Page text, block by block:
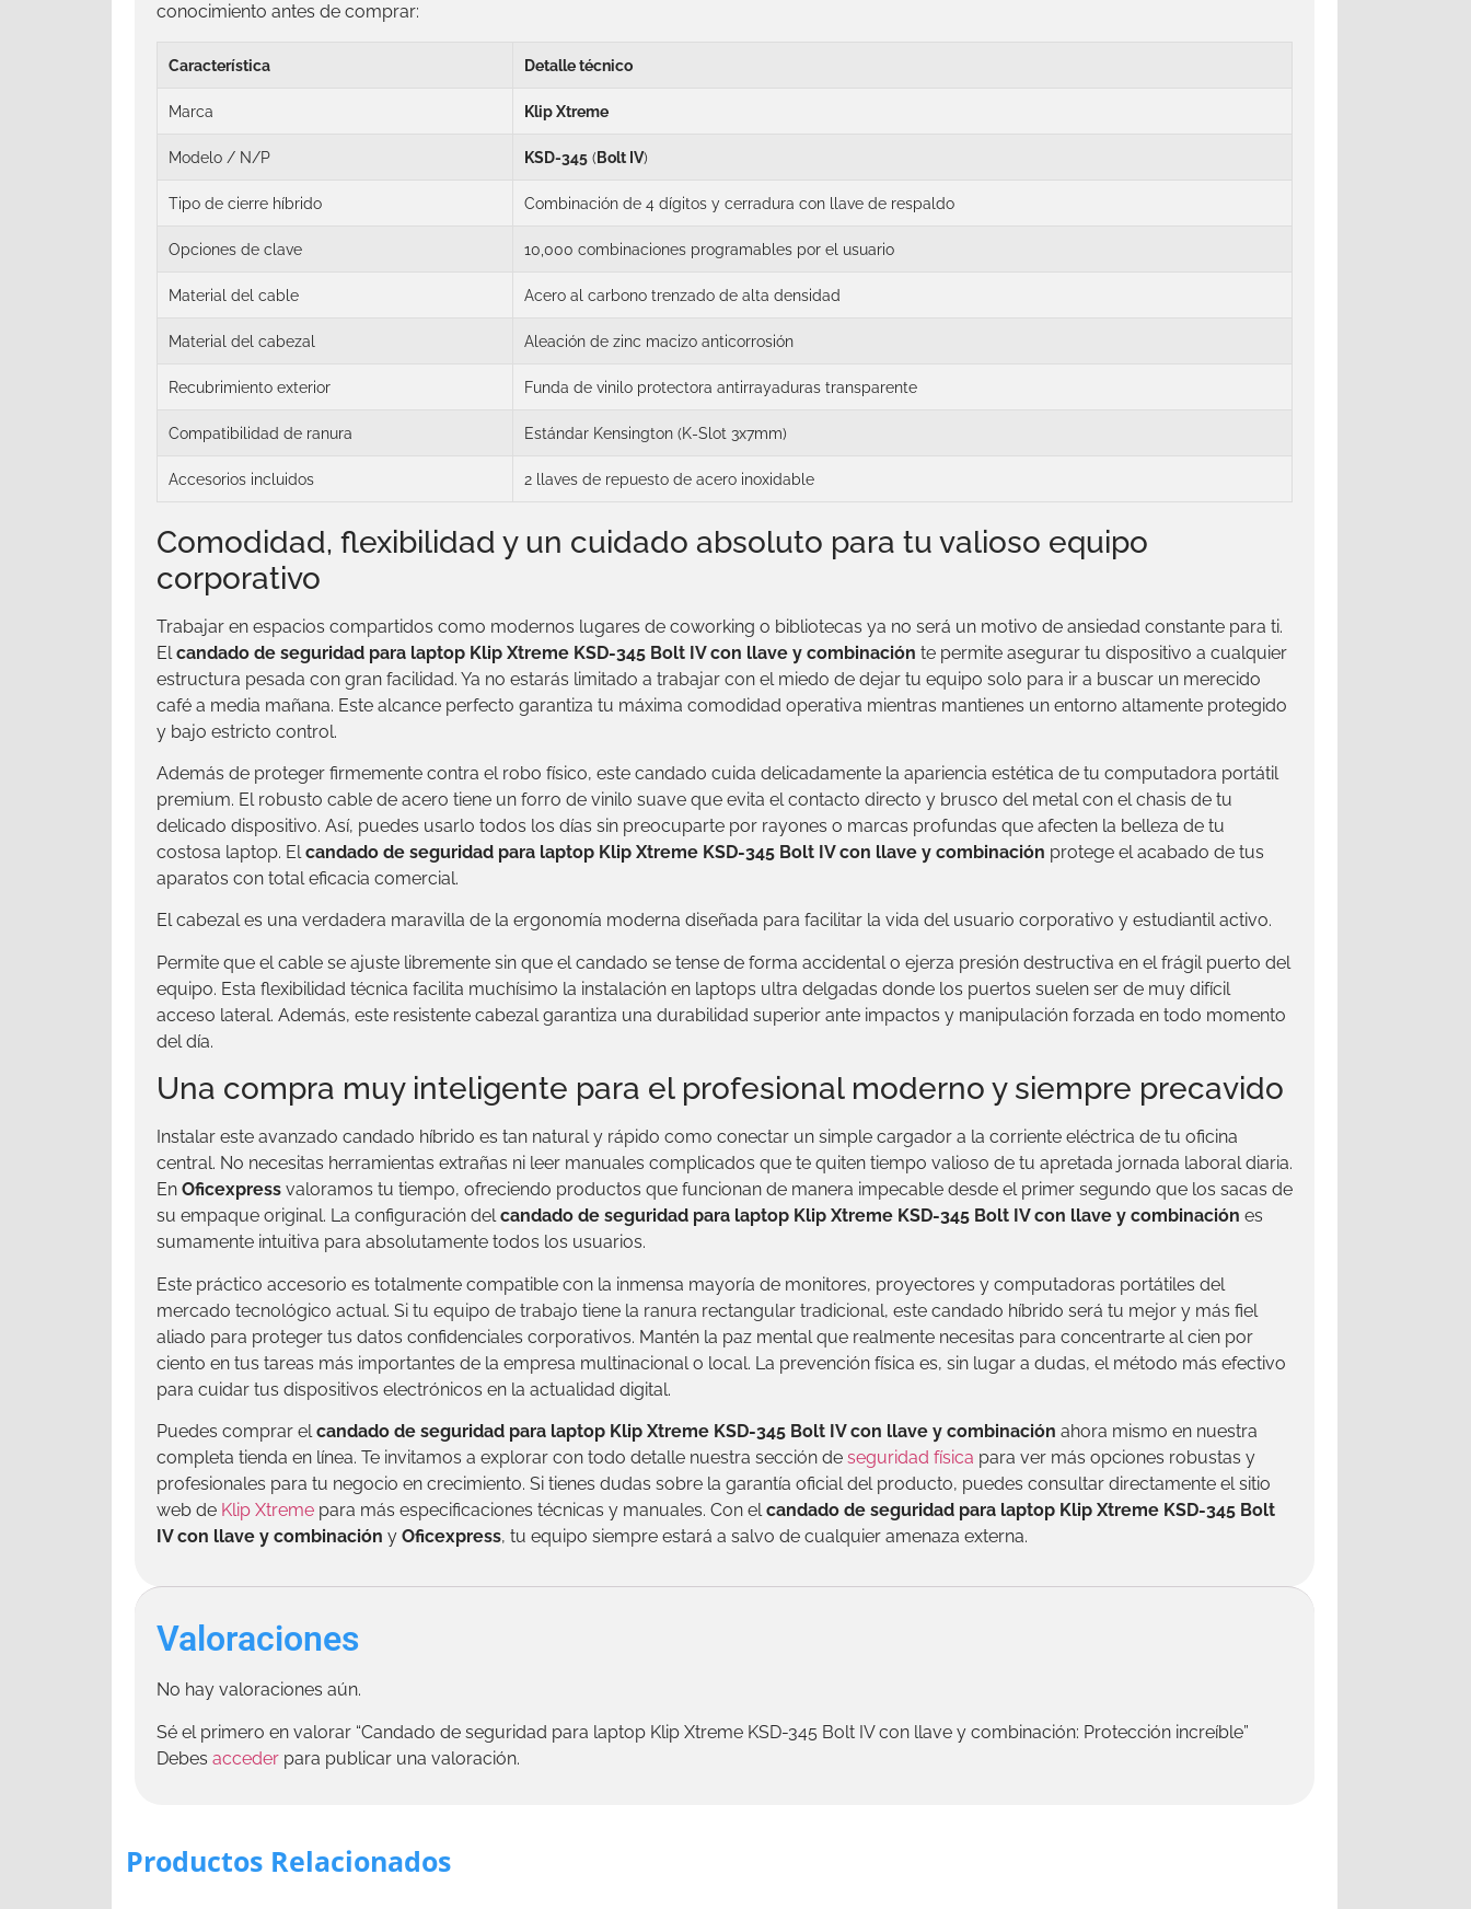
conocimiento antes de comprar:
Característica Detalle técnico
Marca Klip Xtreme
Modelo / N/P KSD-345 (Bolt IV)
Tipo de cierre híbrido Combinación de 4 dígitos y cerradura con llave de respaldo
Opciones de clave 10,000 combinaciones programables por el usuario
Material del cable Acero al carbono trenzado de alta densidad
Material del cabezal Aleación de zinc macizo anticorrosión
Recubrimiento exterior Funda de vinilo protectora antirrayaduras transparente
Compatibilidad de ranura Estándar Kensington (K-Slot 3x7mm)
Accesorios incluidos 2 llaves de repuesto de acero inoxidable
Comodidad, flexibilidad y un cuidado absoluto para tu valioso equipo
corporativo
Trabajar en espacios compartidos como modernos lugares de coworking o bibliotecas ya no será un motivo de ansiedad constante para ti.
El candado de seguridad para laptop Klip Xtreme KSD-345 Bolt IV con llave y combinación te permite asegurar tu dispositivo a cualquier
estructura pesada con gran facilidad. Ya no estarás limitado a trabajar con el miedo de dejar tu equipo solo para ir a buscar un merecido
café a media mañana. Este alcance perfecto garantiza tu máxima comodidad operativa mientras mantienes un entorno altamente protegido
y bajo estricto control.
Además de proteger firmemente contra el robo físico, este candado cuida delicadamente la apariencia estética de tu computadora portátil
premium. El robusto cable de acero tiene un forro de vinilo suave que evita el contacto directo y brusco del metal con el chasis de tu
delicado dispositivo. Así, puedes usarlo todos los días sin preocuparte por rayones o marcas profundas que afecten la belleza de tu
costosa laptop. Elcandado de seguridad para laptop Klip Xtreme KSD-345 Bolt IV con llave y combinación protege el acabado de tus
aparatos con total eficacia comercial.
El cabezal es una verdadera maravilla de la ergonomía moderna diseñada para facilitar la vida del usuario corporativo y estudiantil activo.
Permite que el cable se ajuste libremente sin que el candado se tense de forma accidental o ejerza presión destructiva en el frágil puerto del
equipo. Esta flexibilidad técnica facilita muchísimo la instalación en laptops ultra delgadas donde los puertos suelen ser de muy difícil
acceso lateral. Además, este resistente cabezal garantiza una durabilidad superior ante impactos y manipulación forzada en todo momento
del día.
Una compra muy inteligente para el profesional moderno y siempre precavido
Instalar este avanzado candado híbrido es tan natural y rápido como conectar un simple cargador a la corriente eléctrica de tu oficina
central. No necesitas herramientas extrañas ni leer manuales complicados que te quiten tiempo valioso de tu apretada jornada laboral diaria.
En Oficexpress valoramos tu tiempo, ofreciendo productos que funcionan de manera impecable desde el primer segundo que los sacas de
su empaque original. La configuración delcandado de seguridad para laptop Klip Xtreme KSD-345 Bolt IV con llave y combinación es
sumamente intuitiva para absolutamente todos los usuarios.
Este práctico accesorio es totalmente compatible con la inmensa mayoría de monitores, proyectores y computadoras portátiles del
mercado tecnológico actual. Si tu equipo de trabajo tiene la ranura rectangular tradicional, este candado híbrido será tu mejor y más fiel
aliado para proteger tus datos confidenciales corporativos. Mantén la paz mental que realmente necesitas para concentrarte al cien por
ciento en tus tareas más importantes de la empresa multinacional o local. La prevención física es, sin lugar a dudas, el método más efectivo
para cuidar tus dispositivos electrónicos en la actualidad digital.
Puedes comprar elcandado de seguridad para laptop Klip Xtreme KSD-345 Bolt IV con llave y combinación ahora mismo en nuestra
completa tienda en línea. Te invitamos a explorar con todo detalle nuestra sección de seguridad física para ver más opciones robustas y
profesionales para tu negocio en crecimiento. Si tienes dudas sobre la garantía oficial del producto, puedes consultar directamente el sitio
web de Klip Xtreme para más especificaciones técnicas y manuales. Con elcandado de seguridad para laptop Klip Xtreme KSD-345 Bolt
IV con llave y combinación y Oficexpress, tu equipo siempre estará a salvo de cualquier amenaza externa.
Valoraciones
No hay valoraciones aún.
Sé el primero en valorar “Candado de seguridad para laptop Klip Xtreme KSD-345 Bolt IV con llave y combinación: Protección increíble”
Debes acceder para publicar una valoración.
Productos Relacionados